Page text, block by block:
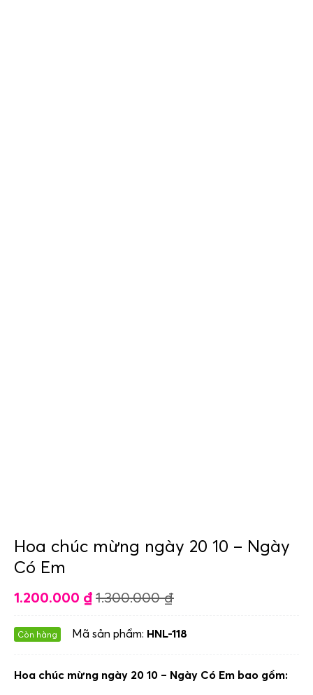
Hoa chúc mừng ngày 20 10 – Ngày
Có Em
1.200.000 ₫ 1.300.000₫
Còn hàng Mã sản phẩm: HNL-118
Hoa chúc mừng ngày 20 10 – Ngày Có Em bao gồm: